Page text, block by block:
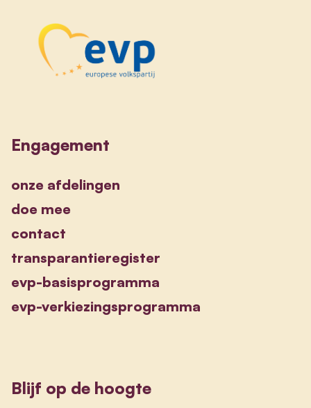
Engagement
onze afdelingen
doe mee
contact
transparantieregister
evp-basisprogramma
evp-verkiezingsprogramma
Blijf op de hoogte